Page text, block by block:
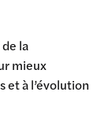
la
mieux
et à l’évolution